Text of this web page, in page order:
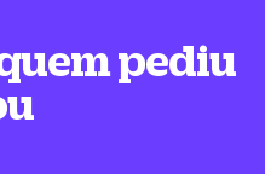
pediu